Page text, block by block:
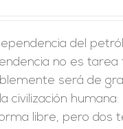
del
no es tarea
será de
civilización
libre, pero dos